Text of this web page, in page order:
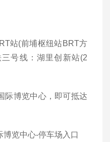
站(前埔枢纽站BRT方
号线：湖里创新站(2
博览中心，即可抵达
览中心-停车场入口